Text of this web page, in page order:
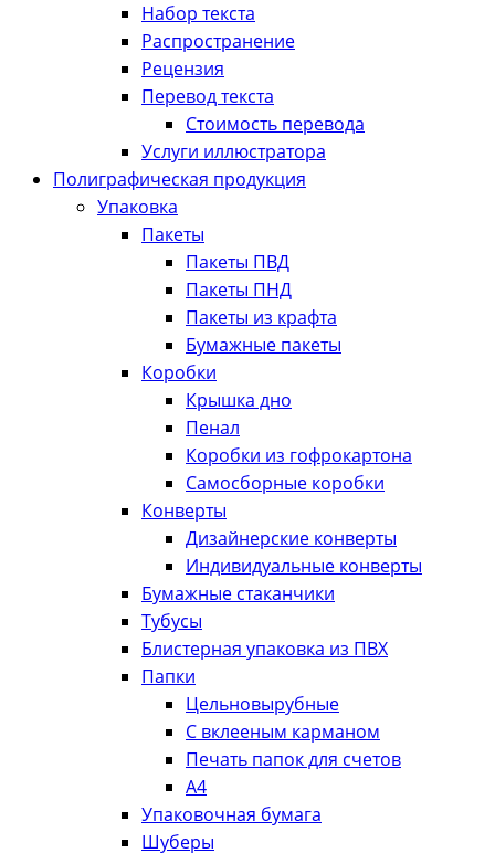
Набор текста
Распространение
Рецензия
Перевод текста
Стоимость перевода
Услуги иллюстратора
Полиграфическая продукция
Упаковка
Пакеты
Пакеты ПВД
Пакеты ПНД
Пакеты из крафта
Бумажные пакеты
Коробки
Крышка дно
Пенал
Коробки из гофрокартона
Самосборные коробки
Конверты
Дизайнерские конверты
Индивидуальные конверты
Бумажные стаканчики
Тубусы
Блистерная упаковка из ПВХ
Папки
Цельновырубные
С вклееным карманом
Печать папок для счетов
А4
Упаковочная бумага
Шуберы